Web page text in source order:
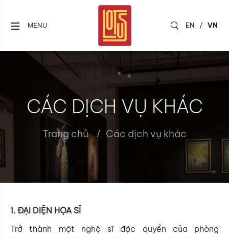
MENU EN / VN
CÁC DỊCH VỤ KHÁC
Trang chủ Các dịch vụ khác
1. ĐẠI DIỆN HỌA SĨ
Trở thành một nghệ sĩ độc quyền của phòng